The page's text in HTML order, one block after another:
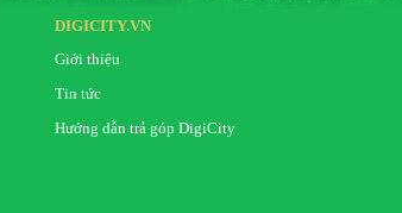
DIGICITY.VN
Giới thiệu
Tin tức
Hướng dẫn trả góp DigiCity